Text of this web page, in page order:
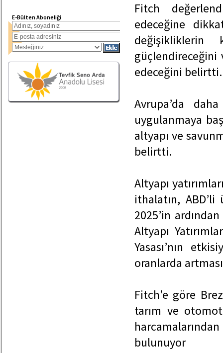
E-Bülten Aboneliği
Fitch
edeceğine
güçlendireceğini
edeceğini belirtti.
Avrupa’da
uygulanmaya
altyapı ve
belirtti.
Altyapı
ithalatın,
2025’in
Altyapı
Yasası’nın
oranlarda
Fitch'e göre
tarım ve
bulunuyor